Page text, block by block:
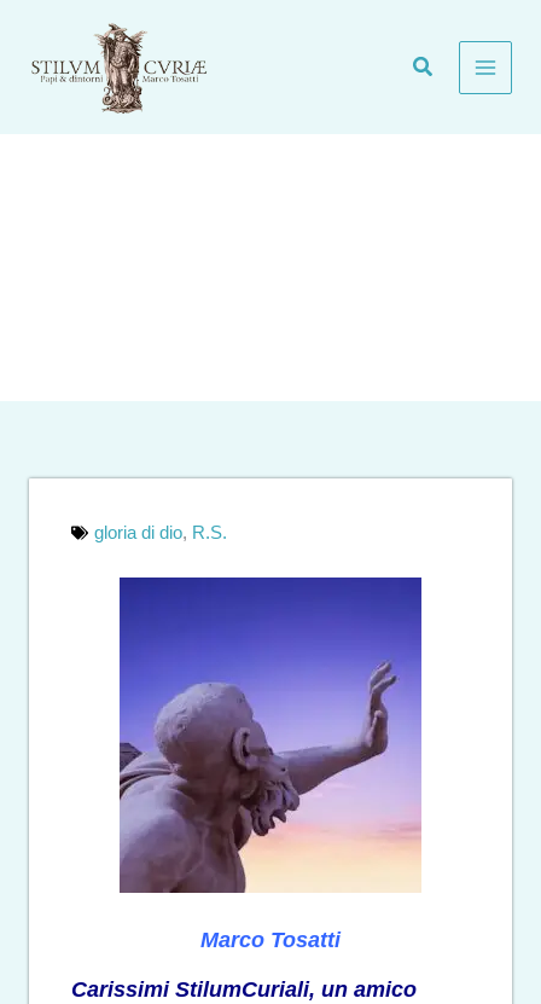
contenuto
gloria di dio, R.S.
Marco Tosatti
Carissimi StilumCuriali, un amico